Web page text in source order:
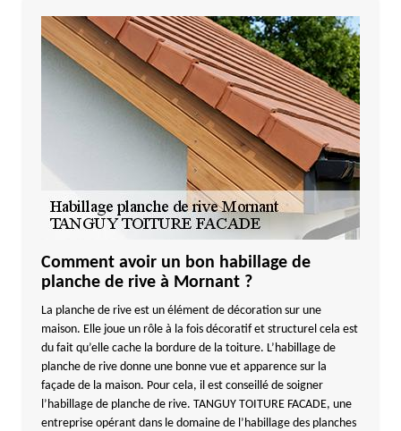
Comment avoir un bon habillage de
planche de rive à Mornant ?
La planche de rive est un élément de décoration sur une
maison. Elle joue un rôle à la fois décoratif et structurel cela est
du fait qu’elle cache la bordure de la toiture. L’habillage de
planche de rive donne une bonne vue et apparence sur la
façade de la maison. Pour cela, il est conseillé de soigner
l’habillage de planche de rive. TANGUY TOITURE FACADE, une
entreprise opérant dans le domaine de l’habillage des planches